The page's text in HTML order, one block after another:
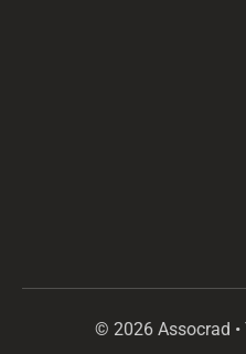
© 2026 Assocrad •